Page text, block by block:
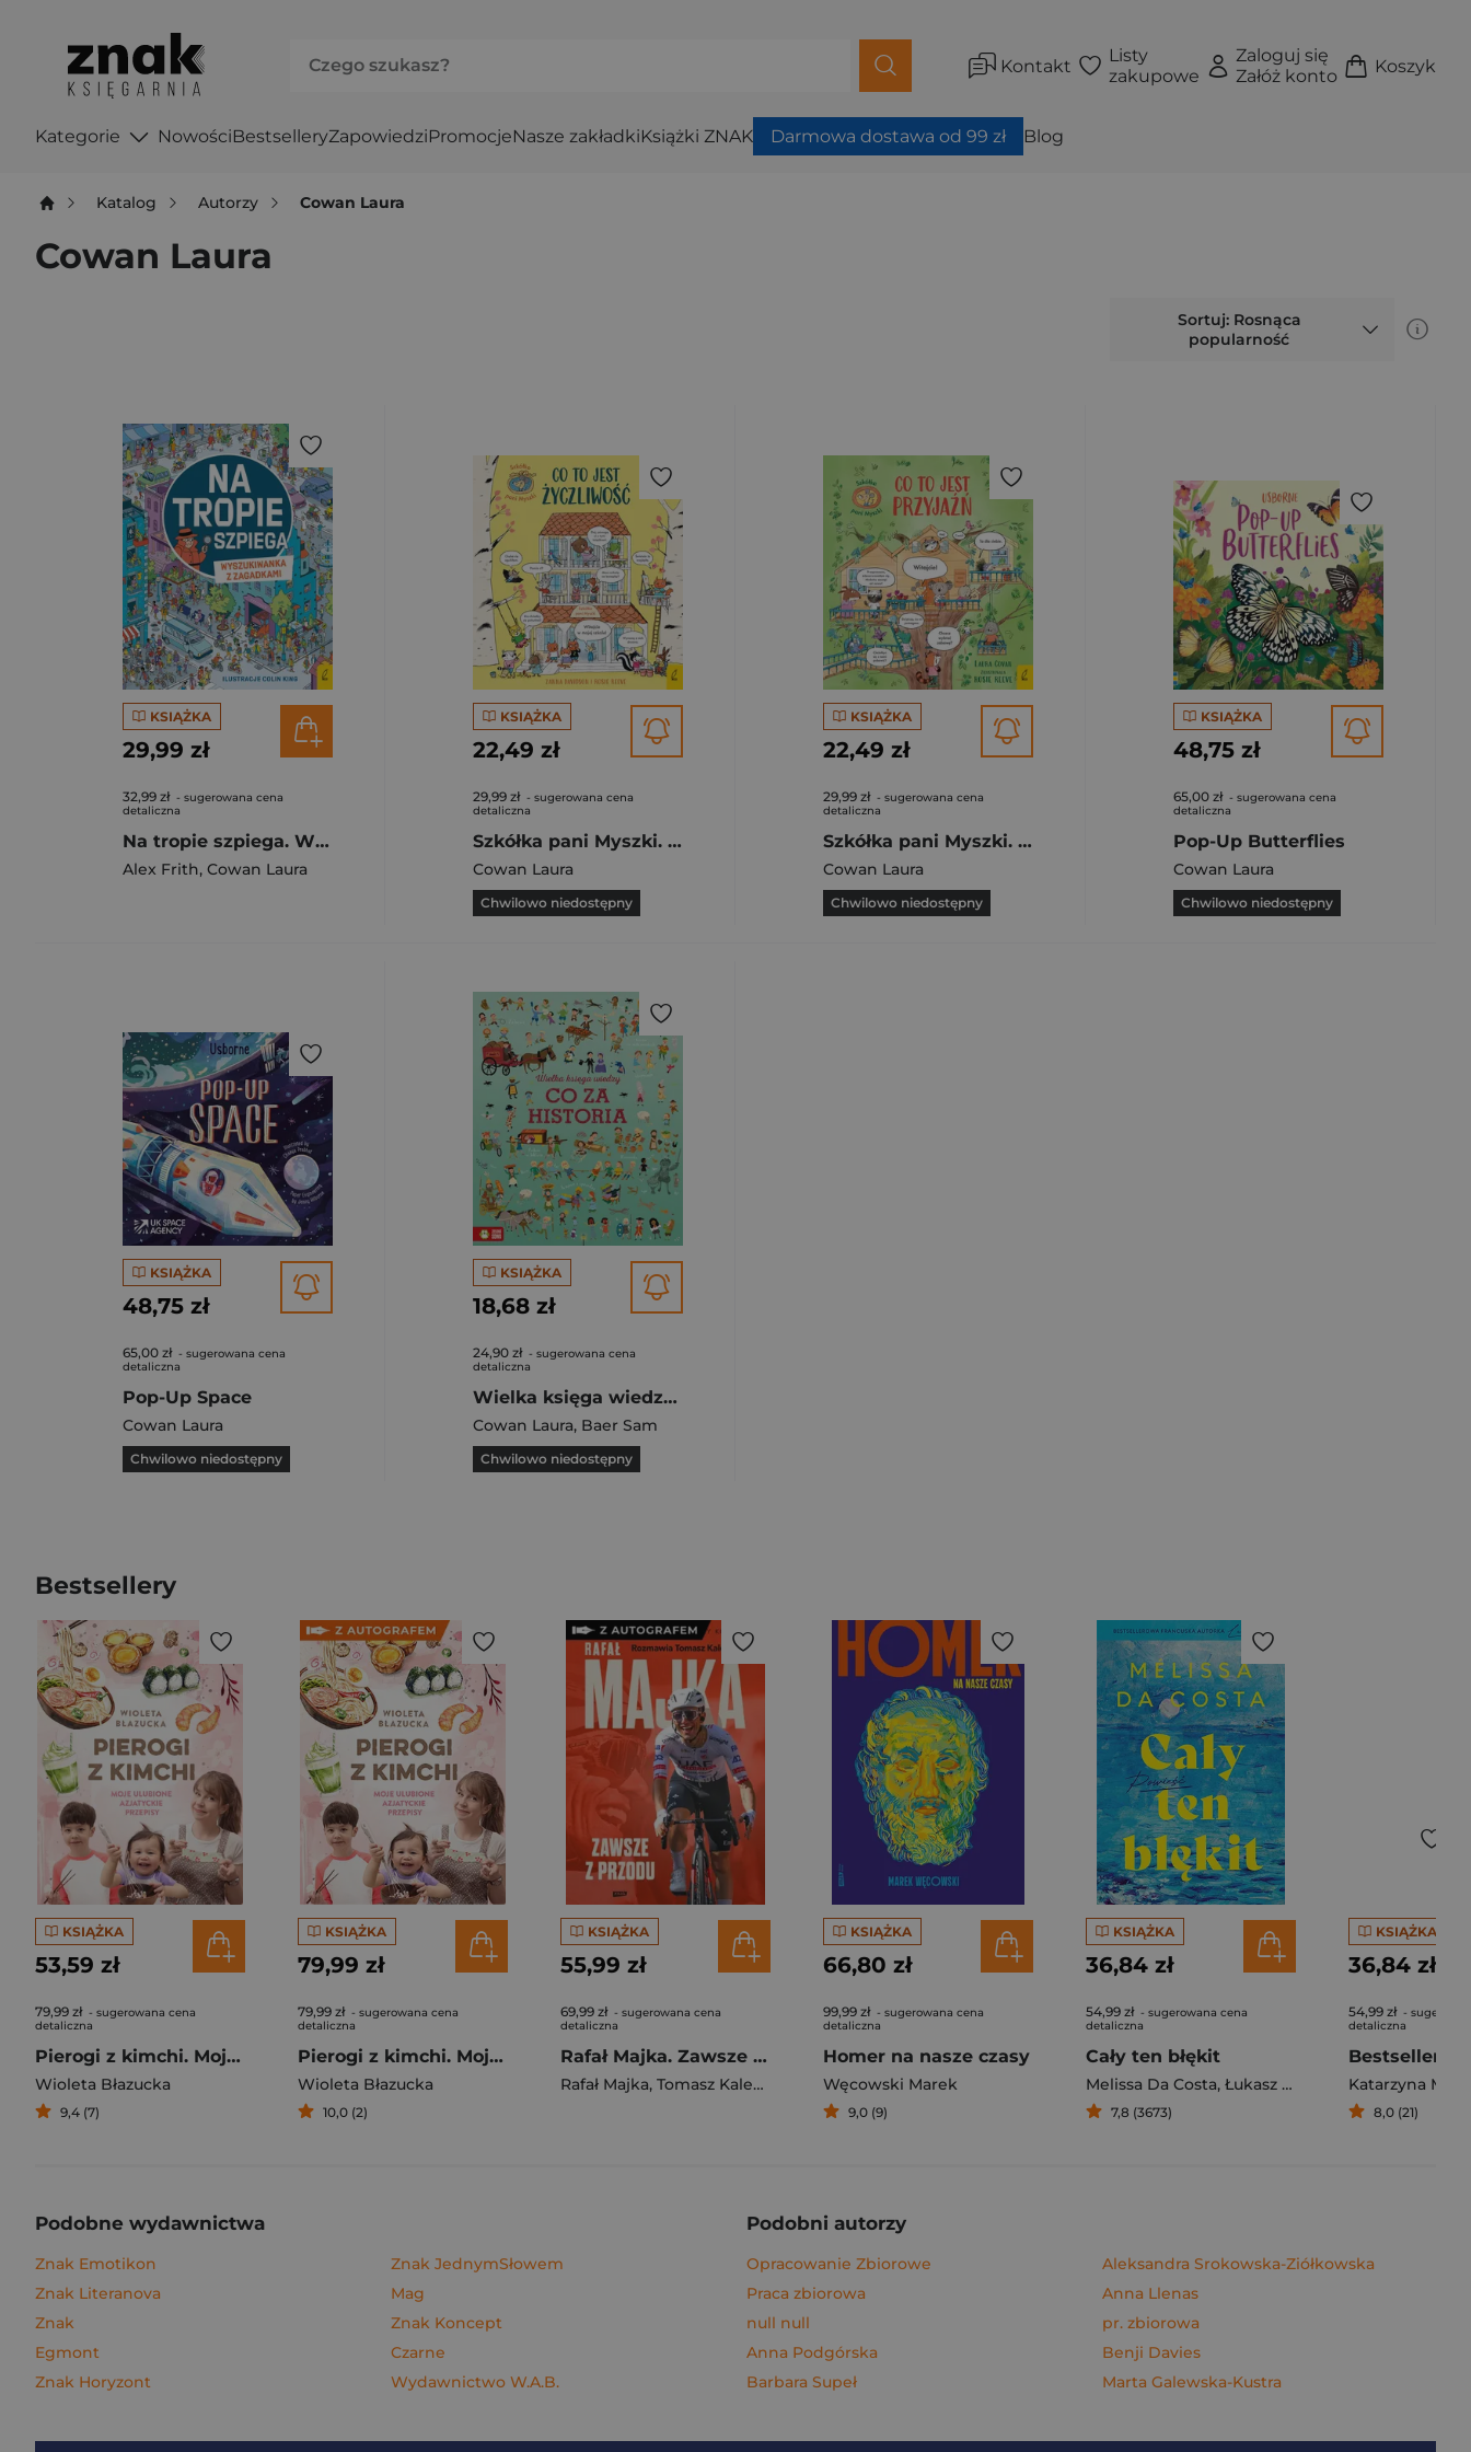
Kontakt
Listy
zakupowe
Zaloguj się
Załóż konto
Koszyk
Kategorie NowościBestselleryZapowiedziPromocjeNasze zakładkiKsiążki ZNAK Darmowa dostawa od 99 zł Blog
Katalog Autorzy Cowan Laura
Cowan Laura
Sortuj: Rosnąca
popularność
KSIĄŻKA
29,99 zł
32,99 zł - sugerowana cena
detaliczna
Na tropie szpiega. Wyszukiwanka z zagadkami
Alex Frith, Cowan Laura
KSIĄŻKA
22,49 zł
29,99 zł - sugerowana cena
detaliczna
Szkółka pani Myszki. Co to jest życzliwość. Szkółka pani Myszki. Tom 1
Cowan Laura
Chwilowo niedostępny
KSIĄŻKA
22,49 zł
29,99 zł - sugerowana cena
detaliczna
Szkółka pani Myszki. Co to jest przyjaźń. Szkółka pani Myszki. Tom 2
Cowan Laura
Chwilowo niedostępny
KSIĄŻKA
48,75 zł
65,00 zł - sugerowana cena
detaliczna
Pop-Up Butterflies
Cowan Laura
Chwilowo niedostępny
KSIĄŻKA
48,75 zł
65,00 zł - sugerowana cena
detaliczna
Pop-Up Space
Cowan Laura
Chwilowo niedostępny
KSIĄŻKA
18,68 zł
24,90 zł - sugerowana cena
detaliczna
Wielka księga wiedzy Co za historia
Cowan Laura, Baer Sam
Chwilowo niedostępny
Bestsellery
KSIĄŻKA
53,59 zł
79,99 zł - sugerowana cena
detaliczna
Pierogi z kimchi. Moje ulubione azjatyckie przepisy
Wioleta Błazucka
9,4 (7)
KSIĄŻKA
79,99 zł
79,99 zł - sugerowana cena
detaliczna
Pierogi z kimchi. Moje ulubione azjatyckie przepisy - książka z autografem
Wioleta Błazucka
10,0 (2)
KSIĄŻKA
55,99 zł
69,99 zł - sugerowana cena
detaliczna
Rafał Majka. Zawsze z przodu. Rozmawia Tomasz Kalemba - książka z autografem
Rafał Majka, Tomasz Kalemba
KSIĄŻKA
66,80 zł
99,99 zł - sugerowana cena
detaliczna
Homer na nasze czasy
Węcowski Marek
9,0 (9)
KSIĄŻKA
36,84 zł
54,99 zł - sugerowana cena
detaliczna
Cały ten błękit
Melissa Da Costa, Łukasz Müller
7,8 (3673)
KSIĄŻKA
36,84 zł
54,99 zł -
detaliczna
Bestseller.
Katarzyna
8,0 (21)
Podobne wydawnictwa
Znak Emotikon
Znak Literanova
Znak
Egmont
Znak Horyzont
Znak JednymSłowem
Mag
Znak Koncept
Czarne
Wydawnictwo W.A.B.
Podobni autorzy
Opracowanie Zbiorowe
Praca zbiorowa
null null
Anna Podgórska
Barbara Supeł
Aleksandra Srokowska-Ziółkowska
Anna Llenas
pr. zbiorowa
Benji Davies
Marta Galewska-Kustra